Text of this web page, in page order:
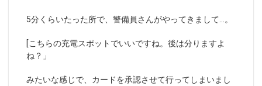
5分くらいたった所で、警備員さんがやってきまして…。
[こちらの充電スポットでいいですね。後は分りますよ
ね？」
みたいな感じで、カードを承認させて行ってしまいまし